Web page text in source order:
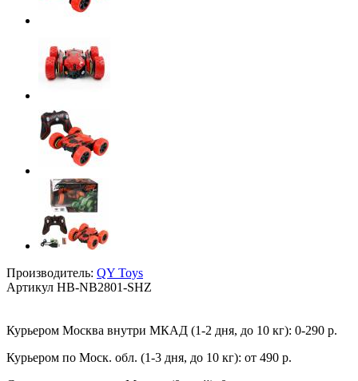
Производитель: QY Toys
Артикул HB-NB2801-SHZ
Курьером Москва внутри МКАД (1-2 дня, до 10 кг): 0-290 р.
Курьером по Моск. обл. (1-3 дня, до 10 кг): от 490 р.